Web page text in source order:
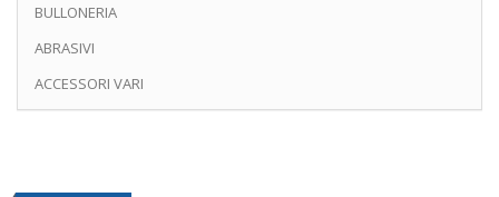
BULLONERIA
ABRASIVI
ACCESSORI VARI